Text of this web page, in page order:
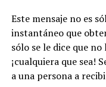
Este mensaje no es
instantáneo que
sólo se le dice que
¡cualquiera que sea!
a una persona a